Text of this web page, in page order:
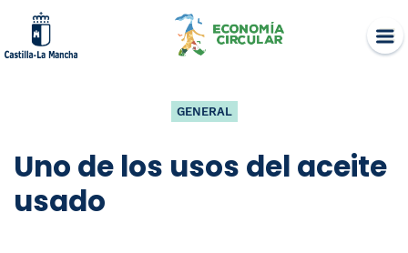
content
GENERAL
Uno de los usos del aceite
usado